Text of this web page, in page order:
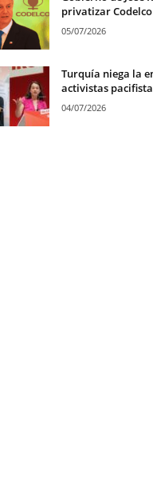
privatizar Codelco
05/07/2026
Turquía niega la
activistas
04/07/2026